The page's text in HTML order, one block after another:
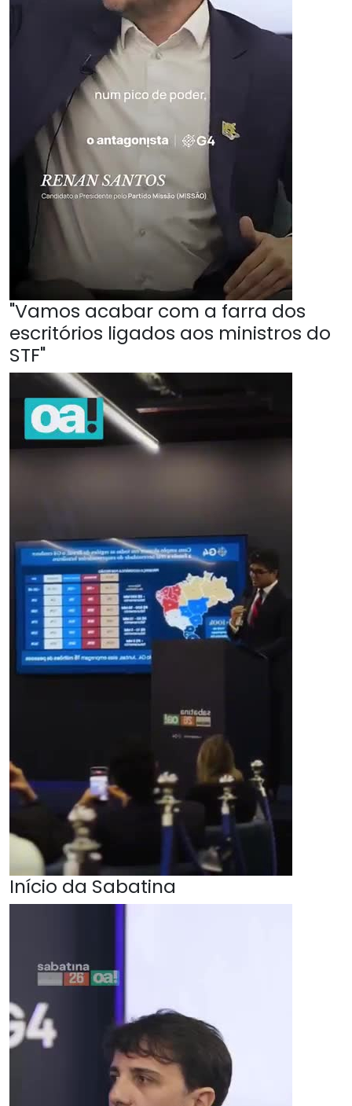
"Vamos acabar com a farra dos
escritórios ligados aos ministros do
STF"
Início da Sabatina